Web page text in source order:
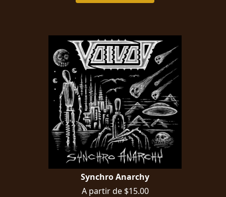
Synchro Anarchy
A partir de $15.00